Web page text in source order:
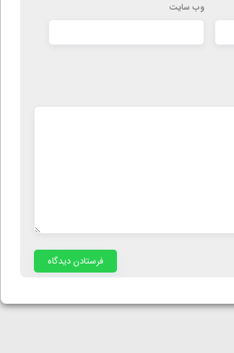
وب‌ سایت